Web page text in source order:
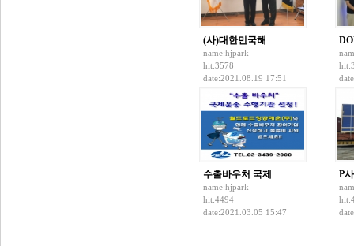
(사)대한민국해
name:hjpark
hit:3578
date:2021.08.19 17:51
수출바우처 국제
name:hjpark
hit:4494
date:2021.03.05 15:47
P